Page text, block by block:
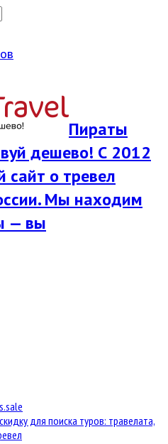
Пираты
дешево! С 2012
сайт о тревел
Мы находим
— вы
для поиска туров: травелата,